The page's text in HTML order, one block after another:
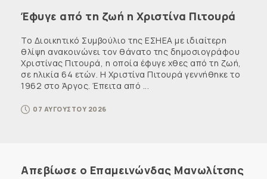
Έφυγε από τη ζωή η Χριστίνα Πιτουρά
Το Διοικητικό Συμβούλιο της ΕΣΗΕΑ με ιδιαίτερη
θλίψη ανακοινώνει τον θάνατο της δημοσιογράφου
Χριστίνας Πιτουρά, η οποία έφυγε χθες από τη ζωή,
σε ηλικία 64 ετών. Η Χριστίνα Πιτουρά γεννήθηκε το
1962 στο Άργος. Έπειτα από ...
07 ΑΥΓΟΥΣΤΟΥ 2026
Απεβίωσε ο Επαμεινώνδας Μανωλίτσης